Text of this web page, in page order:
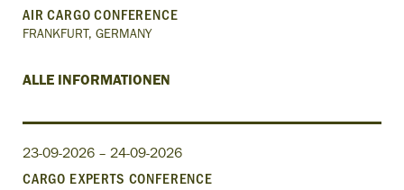
AIR CARGO CONFERENCE
FRANKFURT, GERMANY
ALLE INFORMATIONEN
23-09-2026 – 24-09-2026
CARGO EXPERTS CONFERENCE